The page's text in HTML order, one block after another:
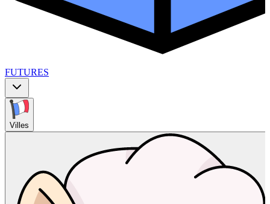
FUTURES
Villes